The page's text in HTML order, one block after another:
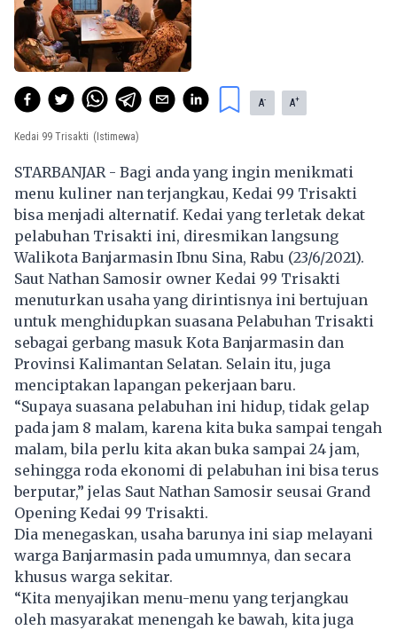
A- A+
Kedai 99 Trisakti (Istimewa)
STARBANJAR - Bagi anda yang ingin menikmati
menu kuliner nan terjangkau, Kedai 99 Trisakti
bisa menjadi alternatif. Kedai yang terletak dekat
pelabuhan Trisakti ini, diresmikan langsung
Walikota Banjarmasin Ibnu Sina, Rabu (23/6/2021).
Saut Nathan Samosir owner Kedai 99 Trisakti
menuturkan usaha yang dirintisnya ini bertujuan
untuk menghidupkan suasana Pelabuhan Trisakti
sebagai gerbang masuk Kota Banjarmasin dan
Provinsi Kalimantan Selatan. Selain itu, juga
menciptakan lapangan pekerjaan baru.
“Supaya suasana pelabuhan ini hidup, tidak gelap
pada jam 8 malam, karena kita buka sampai tengah
malam, bila perlu kita akan buka sampai 24 jam,
sehingga roda ekonomi di pelabuhan ini bisa terus
berputar,” jelas Saut Nathan Samosir seusai Grand
Opening Kedai 99 Trisakti.
Dia menegaskan, usaha barunya ini siap melayani
warga Banjarmasin pada umumnya, dan secara
khusus warga sekitar.
“Kita menyajikan menu-menu yang terjangkau
oleh masyarakat menengah ke bawah, kita juga